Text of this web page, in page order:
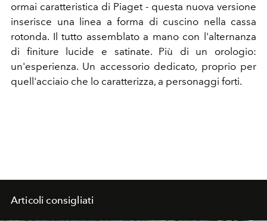
ormai caratteristica di Piaget - questa nuova versione
inserisce una linea a forma di cuscino nella cassa
rotonda. Il tutto assemblato a mano con l'alternanza
di finiture lucide e satinate. Più di un orologio:
un'esperienza. Un accessorio dedicato, proprio per
quell'acciaio che lo caratterizza, a personaggi forti.
Articoli consigliati